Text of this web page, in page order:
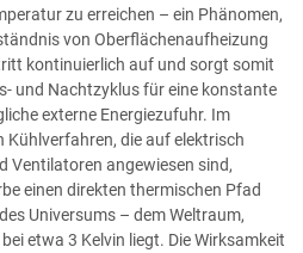
zu erreichen – ein Phänomen,
von Oberflächenaufheizung
kontinuierlich auf und sorgt somit
und Nachtzyklus für eine konstante
externe Energiezufuhr. Im
Kühlverfahren, die auf elektrisch
Ventilatoren angewiesen sind,
einen direkten thermischen Pfad
Universums – dem Weltraum,
etwa 3 Kelvin liegt. Die Wirksamkeit